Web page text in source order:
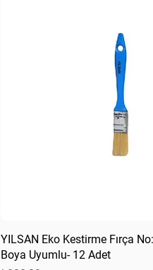
YILSAN Eko Kestirme Fırça
Boya Uyumlu- 12 Adet